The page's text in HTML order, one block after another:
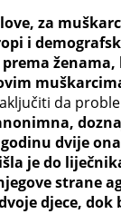
za
i
da
dvije
je do
strane
djece, dok